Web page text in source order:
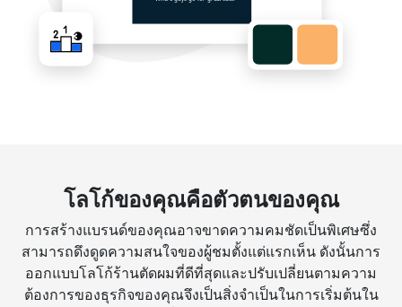
โลโก้ของคุณคือตัวตนของคุณ
การสร้างแบรนด์ของคุณอาจขาดความคมชัดเป็นพิเศษซึ่ง
สามารถดึงดูดความสนใจของผู้ชมตั้งแต่แรกเห็น ดังนั้นการ
ออกแบบโลโก้ร้านตัดผมที่ดีที่สุดและปรับเปลี่ยนตามความ
ต้องการของธุรกิจของคุณจึงเป็นสิ่งจำเป็นในการเริ่มต้นใน